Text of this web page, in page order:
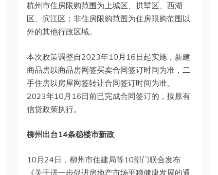
杭州市住房限购范围为上城区、拱墅区、西湖
区、滨江区；非住房限购范围为住房限购范围以
外的其他行政区域。
本次政策调整自2023年10月16日起实施，新建
商品房以商品房网签买卖合同签订时间为准，二
手住房以房屋网签转让合同签订时间为准。
2023年10月16日前已完成合同签订的，按原有
信贷政策执行。
柳州出台14条稳楼市新政
10月24日，柳州市住建局等10部门联合发布
《关于进一步促进房地产市场平稳健康发展的通